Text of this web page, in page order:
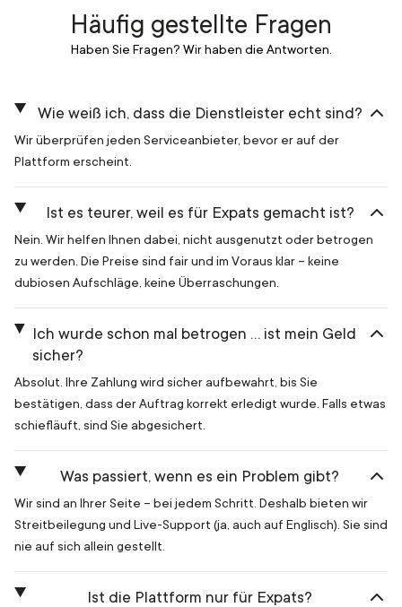
Häufig gestellte Fragen
Haben Sie Fragen? Wir haben die Antworten.
Wie weiß ich, dass die Dienstleister echt sind?
Wir überprüfen jeden Serviceanbieter, bevor er auf der
Plattform erscheint.
Ist es teurer, weil es für Expats gemacht ist?
Nein. Wir helfen Ihnen dabei, nicht ausgenutzt oder betrogen
zu werden. Die Preise sind fair und im Voraus klar – keine
dubiosen Aufschläge, keine Überraschungen.
Ich wurde schon mal betrogen … ist mein Geld
sicher?
Absolut. Ihre Zahlung wird sicher aufbewahrt, bis Sie
bestätigen, dass der Auftrag korrekt erledigt wurde. Falls etwas
schiefläuft, sind Sie abgesichert.
Was passiert, wenn es ein Problem gibt?
Wir sind an Ihrer Seite – bei jedem Schritt. Deshalb bieten wir
Streitbeilegung und Live-Support (ja, auch auf Englisch). Sie sind
nie auf sich allein gestellt.
Ist die Plattform nur für Expats?